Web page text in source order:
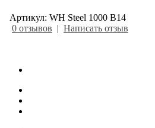
Артикул: WH Steel 1000 В14
0 отзывов | Написать отзыв